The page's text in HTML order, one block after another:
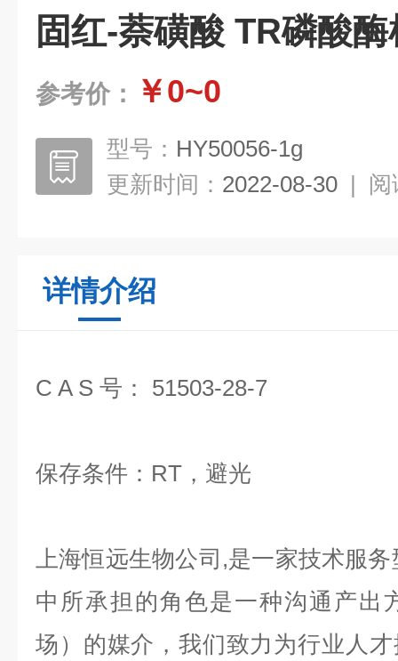
固红-萘磺酸 TR磷酸
参考价： ￥0~0
型号： HY50056-1g
更新时间： 2022-08-30 | 阅
详情介绍
C A S 号： 51503-28-7
保存条件：RT，避光
上海恒远生物公司,是一家技术服
中所承担的角色是一种沟通产出
场）的媒介，我们致力为行业人